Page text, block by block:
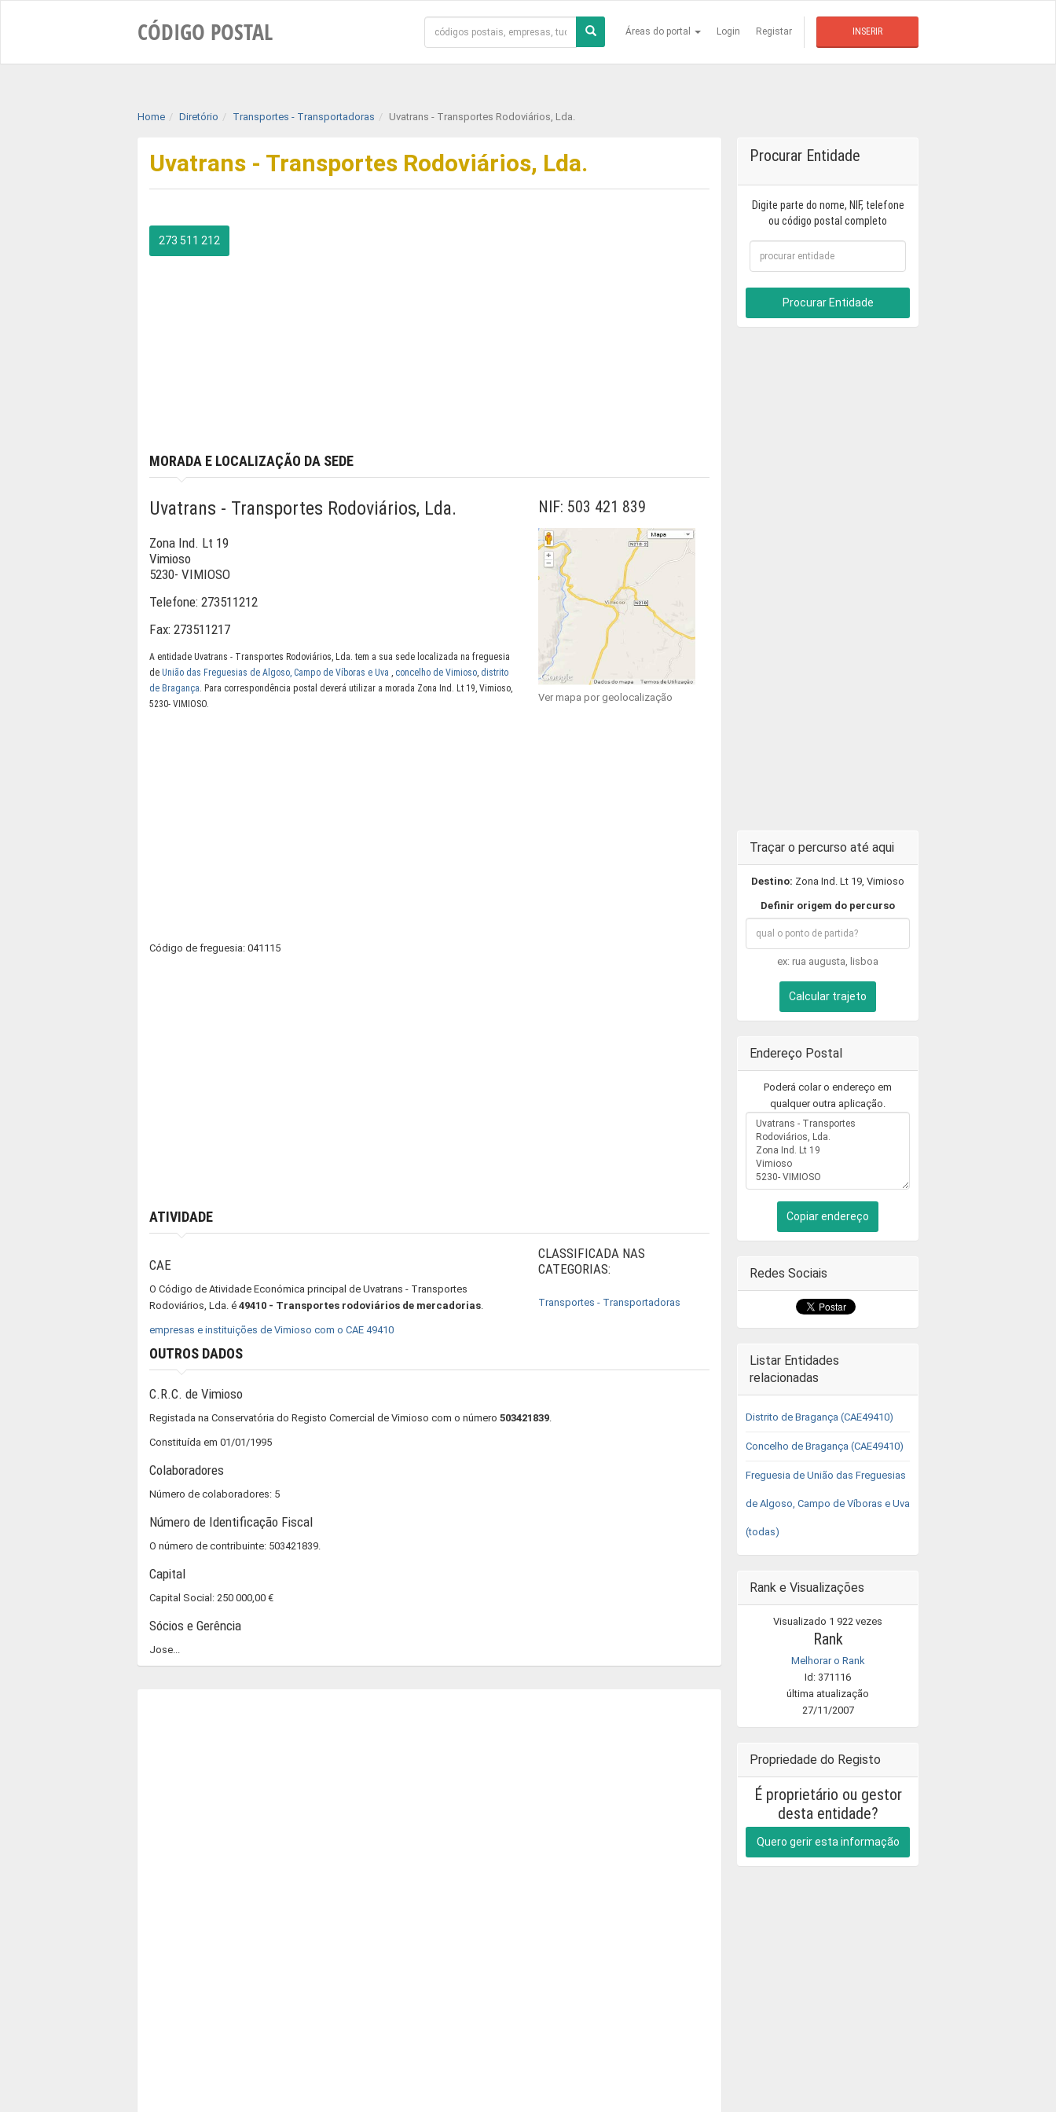
CÓDIGO POSTAL Áreas do portal Login Registar INSERIR
Home Diretório Transportes - Transportadoras Uvatrans - Transportes Rodoviários, Lda.
Uvatrans - Transportes Rodoviários, Lda.
273 511 212
MORADA E LOCALIZAÇÃO DA SEDE
Uvatrans - Transportes Rodoviários, Lda.
Zona Ind. Lt 19
Vimioso
5230- VIMIOSO
Telefone: 273511212
Fax: 273511217
A entidade Uvatrans - Transportes Rodoviários, Lda. tem a sua sede localizada na freguesia
de União das Freguesias de Algoso, Campo de Víboras e Uva , concelho de Vimioso, distrito
de Bragança. Para correspondência postal deverá utilizar a morada Zona Ind. Lt 19, Vimioso,
5230- VIMIOSO.
Código de freguesia: 041115
NIF: 503 421 839
Ver mapa por geolocalização
ATIVIDADE
CAE
O Código de Atividade Económica principal de Uvatrans - Transportes
Rodoviários, Lda. é 49410 - Transportes rodoviários de mercadorias.
empresas e instituições de Vimioso com o CAE 49410
CLASSIFICADA NAS
CATEGORIAS:
Transportes - Transportadoras
OUTROS DADOS
C.R.C. de Vimioso
Registada na Conservatória do Registo Comercial de Vimioso com o número 503421839.
Constituída em 01/01/1995
Colaboradores
Número de colaboradores: 5
Número de Identificação Fiscal
O número de contribuinte: 503421839.
Capital
Capital Social: 250 000,00 €
Sócios e Gerência
Jose...
Procurar Entidade
Digite parte do nome, NIF, telefone
ou código postal completo
Procurar Entidade
Traçar o percurso até aqui
Destino: Zona Ind. Lt 19, Vimioso
Definir origem do percurso
ex: rua augusta, lisboa
Calcular trajeto
Endereço Postal
Poderá colar o endereço em
qualquer outra aplicação.
Copiar endereço
Redes Sociais
Listar Entidades
relacionadas
Distrito de Bragança (CAE49410)
Concelho de Bragança (CAE49410)
Freguesia de União das Freguesias
de Algoso, Campo de Víboras e Uva
(todas)
Rank e Visualizações
Visualizado 1 922 vezes
Rank
Melhorar o Rank
Id: 371116
última atualização
27/11/2007
Propriedade do Registo
É proprietário ou gestor
desta entidade?
Quero gerir esta informação